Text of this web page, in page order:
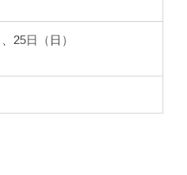
25日（日）